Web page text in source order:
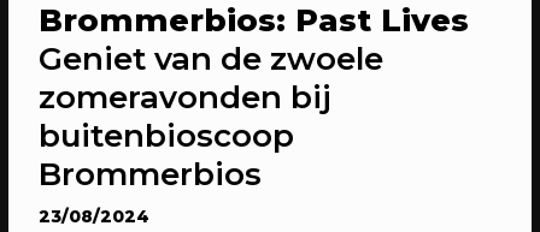
20/04/2023 CONFERENTIE
Sprekers: Onze stad, ons canvas
Over de sprekers van Onze stad, ons
canvas
23/08/2024
Brommerbios: Past Lives
Geniet van de zwoele
zomeravonden bij
buitenbioscoop
Brommerbios